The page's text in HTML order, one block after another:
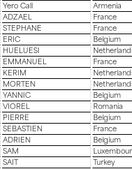
Yero Call
Armenia
ADZAEL
France
STEPHANE
France
ERIC
Belgium
HUELUESI
EMMANUEL
France
KERIM
MORTEN
YANNIC
Belgium
VIOREL
Romania
PIERRE
Belgium
SEBASTIEN
France
ADRIEN
Belgium
SAM
SAIT
Turkey